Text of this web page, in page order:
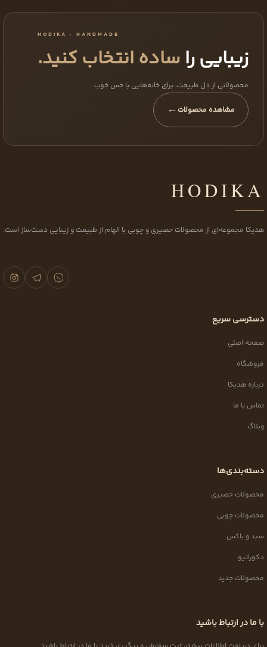
HODIKA · HANDMADE
زیبایی را ساده انتخاب کنید.
محصولاتی از دل طبیعت، برای خانه‌هایی با حس خوب.
مشاهده محصولات ←
HODIKA
هدیکا مجموعه‌ای از محصولات حصیری و چوبی با الهام از طبیعت و زیبایی دست‌ساز است.
دسترسی سریع
صفحه اصلی
فروشگاه
درباره هدیکا
تماس با ما
وبلاگ
دسته‌بندی‌ها
محصولات حصیری
محصولات چوبی
سبد و باکس
دکوراتیو
محصولات جدید
با ما در ارتباط باشید